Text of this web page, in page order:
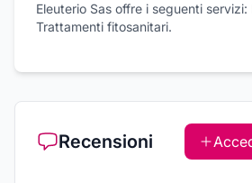
Eleuterio Sas offre i seguenti
Trattamenti fitosanitari.
Recensioni